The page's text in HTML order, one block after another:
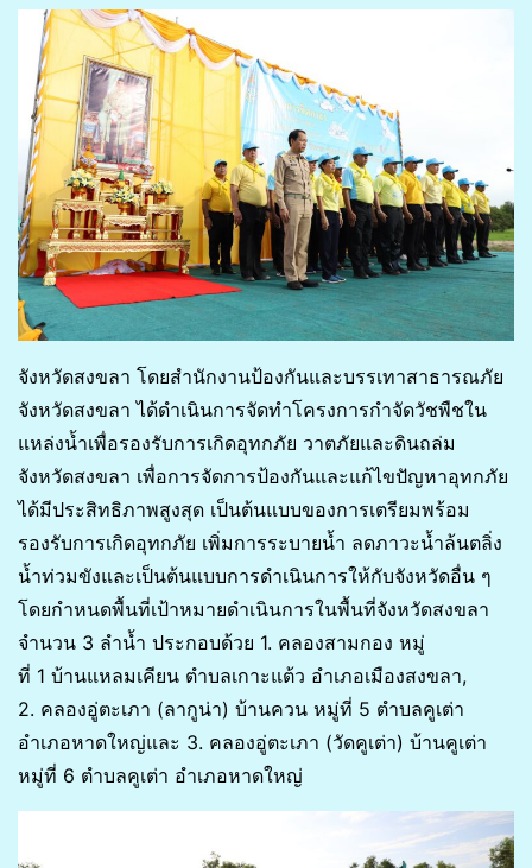
จังหวัดสงขลา โดยสำนักงานป้องกันและบรรเทาสาธารณภัย
จังหวัดสงขลา ได้ดำเนินการจัดทำโครงการกำจัดวัชพืชใน
แหล่งน้ำเพื่อรองรับการเกิดอุทกภัย วาตภัยและดินถล่ม
จังหวัดสงขลา เพื่อการจัดการป้องกันและแก้ไขปัญหาอุทกภัย
ได้มีประสิทธิภาพสูงสุด เป็นต้นแบบของการเตรียมพร้อม
รองรับการเกิดอุทกภัย เพิ่มการระบายน้ำ ลดภาวะน้ำล้นตลิ่ง
น้ำท่วมขังและเป็นต้นแบบการดำเนินการให้กับจังหวัดอื่น ๆ
โดยกำหนดพื้นที่เป้าหมายดำเนินการในพื้นที่จังหวัดสงขลา
จำนวน 3 ลำน้ำ ประกอบด้วย 1. คลองสามกอง หมู่
ที่ 1 บ้านแหลมเคียน ตำบลเกาะแต้ว อำเภอเมืองสงขลา,
2. คลองอู่ตะเภา (ลากูน่า) บ้านควน หมู่ที่ 5 ตำบลคูเต่า
อำเภอหาดใหญ่และ 3. คลองอู่ตะเภา (วัดคูเต่า) บ้านคูเต่า
หมู่ที่ 6 ตำบลคูเต่า อำเภอหาดใหญ่